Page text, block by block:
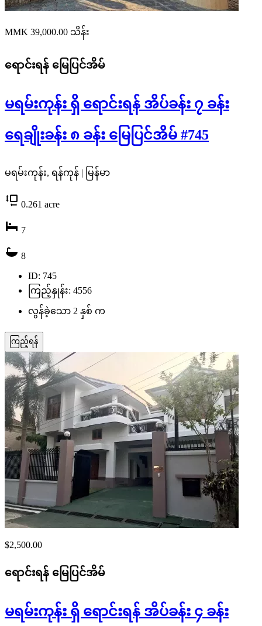
MMK 39,000.00 သိန်း
ရောင်းရန် မြေပြင်အိမ်
မရမ်းကုန်း ရှိ ရောင်းရန် အိပ်ခန်း ၇ ခန်း
ရေချိုးခန်း ၈ ခန်း မြေပြင်အိမ် #745
မရမ်းကုန်း, ရန်ကုန် | မြန်မာ
0.261 acre
7
8
ID: 745
ကြည့်နှုန်း: 4556
လွန်ခဲ့သော 2 နှစ် က
ကြည့်ရန်
$2,500.00
ရောင်းရန် မြေပြင်အိမ်
မရမ်းကုန်း ရှိ ရောင်းရန် အိပ်ခန်း ၄ ခန်း